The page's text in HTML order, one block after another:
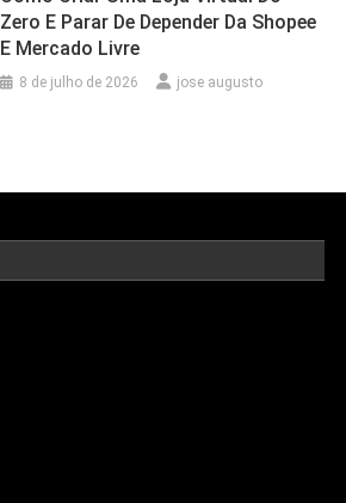
Zero E Parar De Depender Da Shopee
E Mercado Livre
8 de julho de 2026 jose augusto